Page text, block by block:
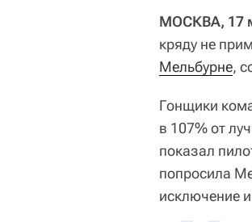
МОСКВА, 17
кряду не
Мельбурне,
Гонщики
в 107% от
показал
попросила
исключение